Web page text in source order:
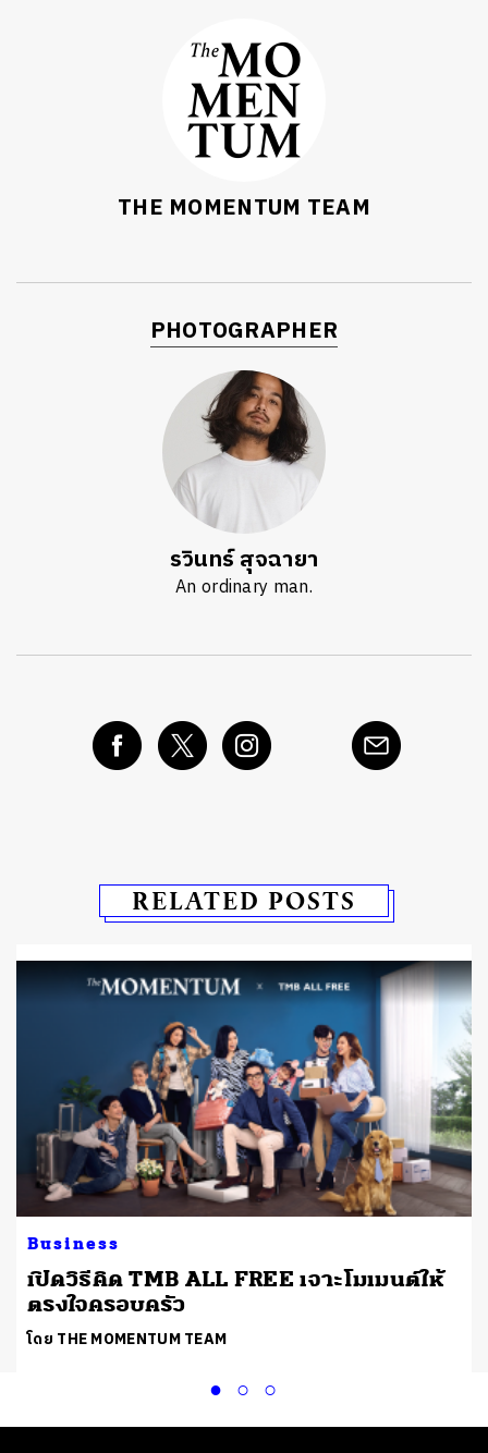
THE MOMENTUM TEAM
PHOTOGRAPHER
รวินทร์ สุจฉายา
An ordinary man.
RELATED POSTS
Business
เปิดวิธีคิด TMB ALL FREE เจาะโมเมนต์ให้
ตรงใจครอบครัว
โดย THE MOMENTUM TEAM